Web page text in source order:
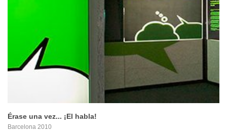
Érase una vez... ¡El habla!
Barcelona 2010